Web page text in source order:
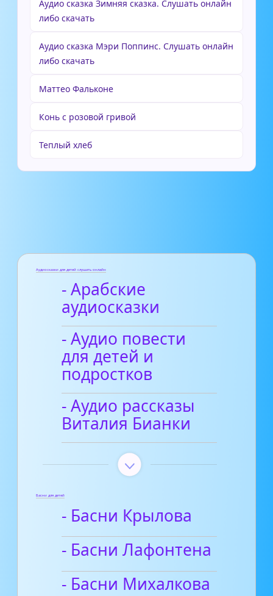
Аудио сказка Зимняя сказка. Слушать онлайн
либо скачать
Аудио сказка Мэри Поппинс. Слушать онлайн
либо скачать
Маттео Фальконе
Конь с розовой гривой
Теплый хлеб
Аудиосказки для детей слушать онлайн
- Арабские
аудиосказки
- Аудио повести
для детей и
подростков
- Аудио рассказы
Виталия Бианки
Басни для детей
- Басни Крылова
- Басни Лафонтена
- Басни Михалкова